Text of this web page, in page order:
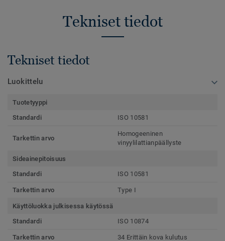
Tekniset tiedot
Tekniset tiedot
Luokittelu
Tuotetyyppi
Standardi
ISO 10581
Tarkettin arvo
Homogeeninen
vinyylilattianpäällyste
Sideainepitoisuus
Standardi
ISO 10581
Tarkettin arvo Type I
Käyttöluokka julkisessa käytössä
Standardi
ISO 10874
Tarkettin arvo 34 Erittäin kova kulutus